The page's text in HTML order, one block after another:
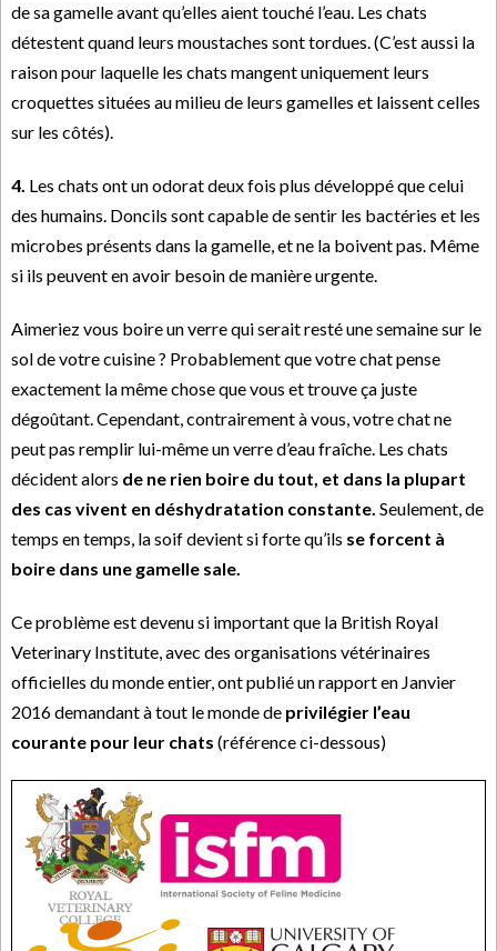
de sa gamelle avant qu’elles aient touché l’eau. Les chats
détestent quand leurs moustaches sont tordues. (C’est aussi la
raison pour laquelle les chats mangent uniquement leurs
croquettes situées au milieu de leurs gamelles et laissent celles
sur les côtés).
4. Les chats ont un odorat deux fois plus développé que celui
des humains. Doncils sont capable de sentir les bactéries et les
microbes présents dans la gamelle, et ne la boivent pas. Même
si ils peuvent en avoir besoin de manière urgente.
Aimeriez vous boire un verre qui serait resté une semaine sur le
sol de votre cuisine ? Probablement que votre chat pense
exactement la même chose que vous et trouve ça juste
dégoûtant. Cependant, contrairement à vous, votre chat ne
peut pas remplir lui-même un verre d’eau fraîche. Les chats
décident alors de ne rien boire du tout, et dans la plupart
des cas vivent en déshydratation constante. Seulement, de
temps en temps, la soif devient si forte qu’ils se forcent à
boire dans une gamelle sale.
Ce problème est devenu si important que la British Royal
Veterinary Institute, avec des organisations vétérinaires
officielles du monde entier, ont publié un rapport en Janvier
2016 demandant à tout le monde de privilégier l’eau
courante pour leur chats (référence ci-dessous)